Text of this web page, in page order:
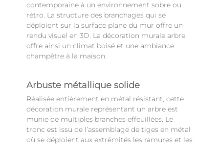
contemporaine à un environnement sobre ou
rétro. La structure des branchages qui se
déploient sur la surface plane du mur offre un
rendu visuel en 3D. La décoration murale arbre
offre ainsi un climat boisé et une ambiance
champêtre à la maison.
Arbuste métallique solide
Réalisée entièrement en métal résistant, cette
décoration murale représentant un arbre est
munie de multiples branches effeuillées. Le
tronc est issu de l’assemblage de tiges en métal
où se déploient aux extrémités les ramures et les